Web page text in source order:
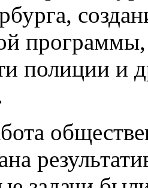
полиции и